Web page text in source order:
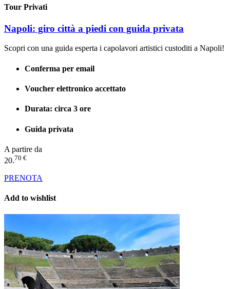
Tour Privati
Napoli: giro città a piedi con guida privata
Scopri con una guida esperta i capolavori artistici custoditi a Napoli!
Conferma per email
Voucher elettronico accettato
Durata: circa 3 ore
Guida privata
A partire da
20.70 €
PRENOTA
Add to wishlist